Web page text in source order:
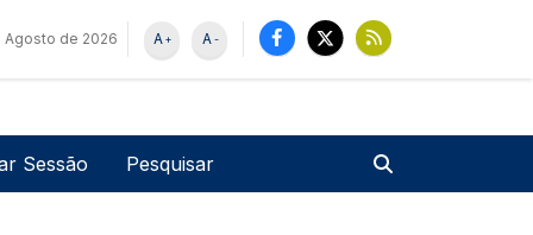
Agosto de 2026 -
A
+
A
de utilizador
Sessão